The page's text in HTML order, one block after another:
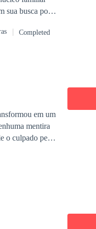
sua busca por
Completed
em um
mentira
o culpado pela